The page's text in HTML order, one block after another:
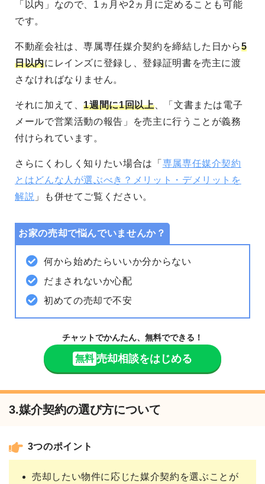
「以内」なので、1ヵ月や2ヵ月に定めることも可能
です。
不動産会社は、専属専任媒介契約を締結した日から5
日以内にレインズに登録し、登録証明書を売主に渡
さなければなりません。
それに加えて、1週間に1回以上、「文書または電子
メールで営業活動の報告」を売主に行うことが義務
付けられています。
さらにくわしく知りたい場合は「 専属専任媒介契約
とはどんな人が選ぶべき？メリット・デメリットを
解説 」も併せてご覧ください。
お家の売却で悩んでいませんか？
何から始めたらいいか分からない
だまされないか心配
初めての売却で不安
チャットでかんたん、無料でできる！
無料 売却相談をはじめる
3.媒介契約の選び方について
3つのポイント
売却したい物件に応じた媒介契約を選ぶことが